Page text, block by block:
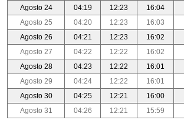
Agosto 24
04:19 12:23 16:04
Agosto 25
04:20 12:23 16:03
Agosto 26
04:21 12:23 16:02
Agosto 27
04:22 12:22 16:02
Agosto 28
04:23 12:22 16:01
Agosto 29
04:24 12:22 16:01
Agosto 30
04:25 12:21 16:00
Agosto 31
04:26 12:21 15:59